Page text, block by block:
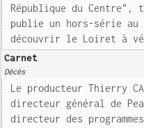
République du Centre",
publie un hors-série au
découvrir le Loiret à
Carnet
Décès
Le producteur Thierry
directeur général de
directeur des